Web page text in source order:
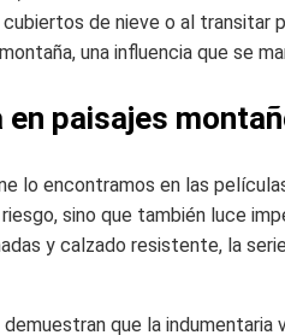
de nieve o al transitar
una influencia que se
paisajes
lo encontramos en las
sino que también luce
y calzado resistente, la
que la indumentaria